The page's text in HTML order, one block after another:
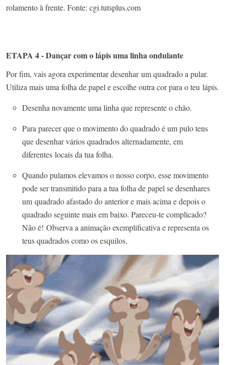
rolamento à frente. Fonte: cgi.tutsplus.com
ETAPA 4 - Dançar com o lápis uma linha ondulante
Por fim, vais agora experimentar desenhar um quadrado a pular.
Utiliza mais uma folha de papel e escolhe outra cor para o teu lápis.
Desenha novamente uma linha que represente o chão.
Para parecer que o movimento do quadrado é um pulo tens
que desenhar vários quadrados alternadamente, em
diferentes locais da tua folha.
Quando pulamos elevamos o nosso corpo, esse movimento
pode ser transmitido para a tua folha de papel se desenhares
um quadrado afastado do anterior e mais acima e depois o
quadrado seguinte mais em baixo. Pareceu-te complicado?
Não é! Observa a animação exemplificativa e representa os
teus quadrados como os esquilos.